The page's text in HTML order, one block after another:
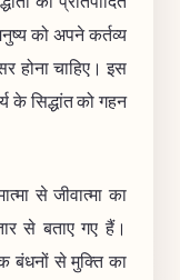
को अपने कर्तव्य
होना चाहिए। इस
के सिद्धांत को गहन
से जीवात्मा का
से बताए गए हैं।
बंधनों से मुक्ति का